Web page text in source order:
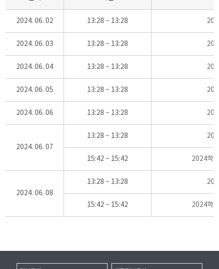
2024. 06. 02 13:28 ~ 13:28
2024. 06. 03 13:28 ~ 13:28
2024. 06. 04 13:28 ~ 13:28
2024. 06. 05 13:28 ~ 13:28
2024. 06. 06 13:28 ~ 13:28
2024. 06. 07
13:28 ~ 13:28
15:42 ~ 15:42 2024학
2024. 06. 08
13:28 ~ 13:28
15:42 ~ 15:42 2024학